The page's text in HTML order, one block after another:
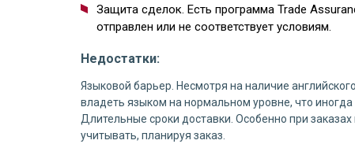
Защита сделок. Есть программа Trade
отправлен или не соответствует условиям.
Недостатки:
Языковой барьер. Несмотря на наличие
владеть языком на нормальном уровне, что
Длительные сроки доставки. Особенно при
учитывать, планируя заказ.